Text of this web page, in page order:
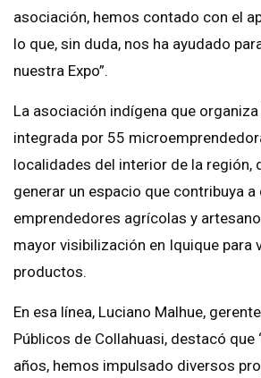
asociación, hemos contado con el
lo que, sin duda, nos ha ayudado
nuestra Expo”.
La asociación indígena que
integrada por 55
localidades del interior de la región,
generar un espacio que contribuya a
emprendedores agrícolas y
mayor visibilización en Iquique para
productos.
En esa línea, Luciano Malhue,
Públicos de Collahuasi, destacó que
años, hemos impulsado diversos